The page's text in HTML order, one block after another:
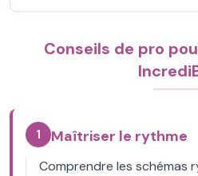
Conseils de pro
1 Maîtriser le rythme
Comprendre les schémas